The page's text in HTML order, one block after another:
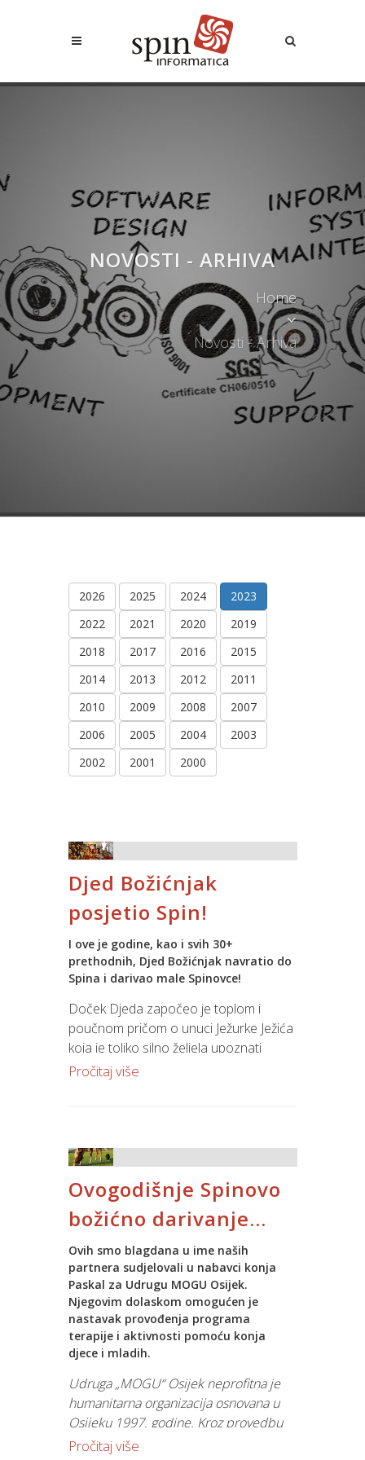
NOVOSTI - ARHIVA
Home
Novosti - Arhiva
2026 2025 2024
2023
2022
2021 2020
2019
2018
2017 2016
2015
2014
2013 2012
2011
2010
2009 2008
2007
2006
2005 2004
2003
2002
2001 2000
Djed Božićnjak
posjetio Spin!
I ove je godine, kao i svih 30+
prethodnih, Djed Božićnjak navratio do
Spina i darivao male Spinovce!
Doček Djeda započeo je toplom i
poučnom pričom o unuci Ježurke Ježića
koja je toliko silno željela upoznati
Djeda Božićnjaka da je zbog susreta s
Spinovca. Poklona, radosti, pjesme i
igre nije nedostajalo!
Ho ho ho do slijedećeg susreta!
Pročitaj više
Ovogodišnje Spinovo
božićno darivanje...
Ovih smo blagdana u ime naših
partnera sudjelovali u nabavci konja
Paskal za Udrugu MOGU Osijek.
Njegovim dolaskom omogućen je
nastavak provođenja programa
terapije i aktivnosti pomoću konja
djece i mladih.
Udruga „MOGU“ Osijek neprofitna je
humanitarna organizacija osnovana u
Osijeku 1997. godine. Kroz provedbu
programa terapija i aktivnosti pomoću
Pročitaj više